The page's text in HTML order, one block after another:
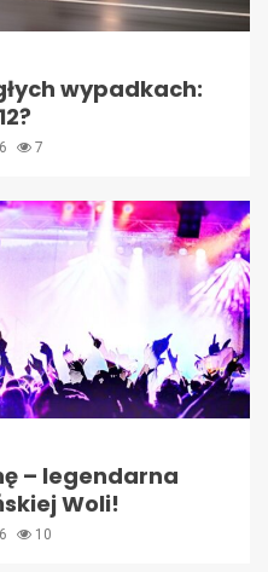
wypadkach:
7
– legendarna
Woli!
10